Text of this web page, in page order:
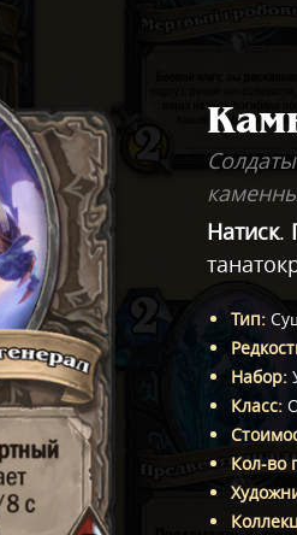
Натиск.
Тип:
Набор:
Класс:
Кол-во